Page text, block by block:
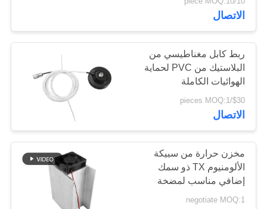
مكبر ثنائي الاتجاه
جهاز تشويش إشارات
الطائرات بدون طيار
96
الاتصال
ربط كابل مغناطيسي من
البلاستيك من PVC لحماية
الهوائيات الكاملة
$30/pieces MOQ:1
الاتصال
مخزن حرارة من سبيكة
الألومنيوم TX ذو سمك
إضافي مناسب لمضخة
الطاقة ووحدة التشويش
negotiate MOQ:1